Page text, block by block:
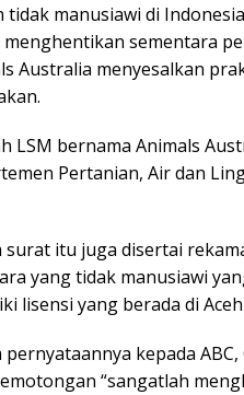
tidak manusiawi di
menghentikan sementara
Australia menyesalkan
LSM bernama Animals
Pertanian, Air dan
surat itu juga disertai
yang tidak manusiawi
lisensi yang berada di
pernyataannya kepada
“sangatlah